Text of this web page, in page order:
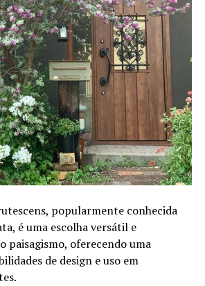
popularmente conhecida
é uma escolha versátil e
paisagismo, oferecendo uma
de design e uso em